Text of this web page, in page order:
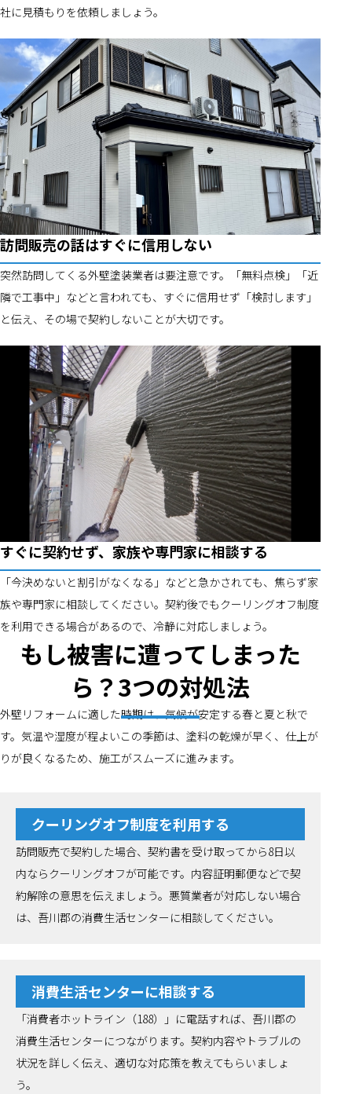
社に見積もりを依頼しましょう。
訪問販売の話はすぐに信用しない
突然訪問してくる外壁塗装業者は要注意です。「無料点検」「近
隣で工事中」などと言われても、すぐに信用せず「検討します」
と伝え、その場で契約しないことが大切です。
すぐに契約せず、家族や専門家に相談する
「今決めないと割引がなくなる」などと急かされても、焦らず家
族や専門家に相談してください。契約後でもクーリングオフ制度
を利用できる場合があるので、冷静に対応しましょう。
もし被害に遭ってしまった
ら？3つの対処法
外壁リフォームに適した時期は、気候が安定する春と夏と秋で
す。気温や湿度が程よいこの季節は、塗料の乾燥が早く、仕上が
りが良くなるため、施工がスムーズに進みます。
クーリングオフ制度を利用する
訪問販売で契約した場合、契約書を受け取ってから8日以
内ならクーリングオフが可能です。内容証明郵便などで契
約解除の意思を伝えましょう。悪質業者が対応しない場合
は、吾川郡の消費生活センターに相談してください。
消費生活センターに相談する
「消費者ホットライン（188）」に電話すれば、吾川郡の
消費生活センターにつながります。契約内容やトラブルの
状況を詳しく伝え、適切な対応策を教えてもらいましょ
う。